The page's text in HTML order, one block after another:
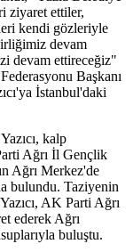
ziyaret ettiler,
kendi gözleriyle
devam
devam ettireceğiz"
Başkanı
İstanbul'daki
kalp
Ağrı İl Gençlik
Ağrı Merkez'de
bulundu. Taziyenin
AK Parti Ağrı
ederek Ağrı
buluştu.